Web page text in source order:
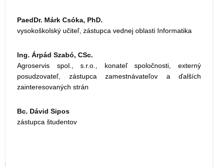
PaedDr. Márk Csóka, PhD.
vysokoškolský učiteľ, zástupca vednej oblasti Informatika
Ing. Árpád Szabó, CSc.
Agroservis spol., s.r.o., konateľ spoločnosti, externý
posudzovateľ, zástupca zamestnávateľov a ďalších
zainteresovaných strán
Bc. Dávid Sipos
zástupca študentov